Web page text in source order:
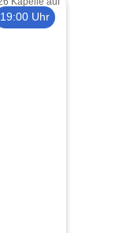
19:00 Uhr